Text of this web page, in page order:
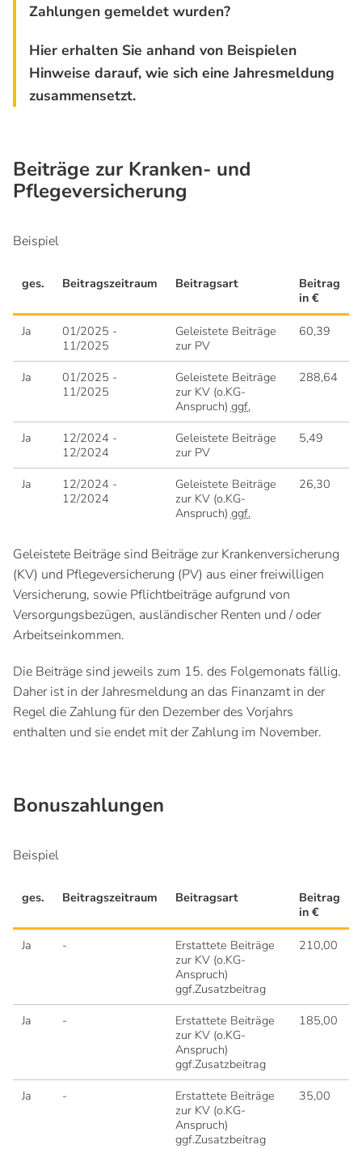
Zahlungen gemeldet wurden?
Hier erhalten Sie anhand von Beispielen
Hinweise darauf, wie sich eine Jahresmeldung
zusammensetzt.
Beiträge zur Kranken- und
Pflegeversicherung
Beispiel
ges. Beitragszeitraum Beitragsart
Beitrag
in €
Ja
01/2025 -
11/2025
Geleistete Beiträge
zur PV
60,39
Ja
01/2025 -
11/2025
Geleistete Beiträge
zur KV (o.KG-
Anspruch) ggf.
288,64
Ja
12/2024 -
12/2024
Geleistete Beiträge
zur PV
5,49
Ja
12/2024 -
12/2024
Geleistete Beiträge
zur KV (o.KG-
Anspruch) ggf.
26,30
Geleistete Beiträge sind Beiträge zur Krankenversicherung
(KV) und Pflegeversicherung (PV) aus einer freiwilligen
Versicherung, sowie Pflichtbeiträge aufgrund von
Versorgungsbezügen, ausländischer Renten und / oder
Arbeitseinkommen.
Die Beiträge sind jeweils zum 15. des Folgemonats fällig.
Daher ist in der Jahresmeldung an das Finanzamt in der
Regel die Zahlung für den Dezember des Vorjahrs
enthalten und sie endet mit der Zahlung im November.
Bonuszahlungen
Beispiel
ges. Beitragszeitraum Beitragsart
Beitrag
in €
Ja -
Erstattete Beiträge
zur KV (o.KG-
Anspruch)
ggf.Zusatzbeitrag
210,00
Ja -
Erstattete Beiträge
zur KV (o.KG-
Anspruch)
ggf.Zusatzbeitrag
185,00
Ja -
Erstattete Beiträge
zur KV (o.KG-
Anspruch)
ggf.Zusatzbeitrag
35,00